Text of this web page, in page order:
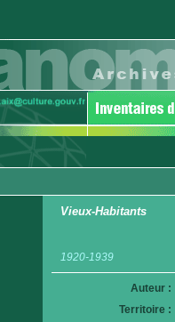
Vieux-Habitants
1920-1939
Auteur :
Territoire :